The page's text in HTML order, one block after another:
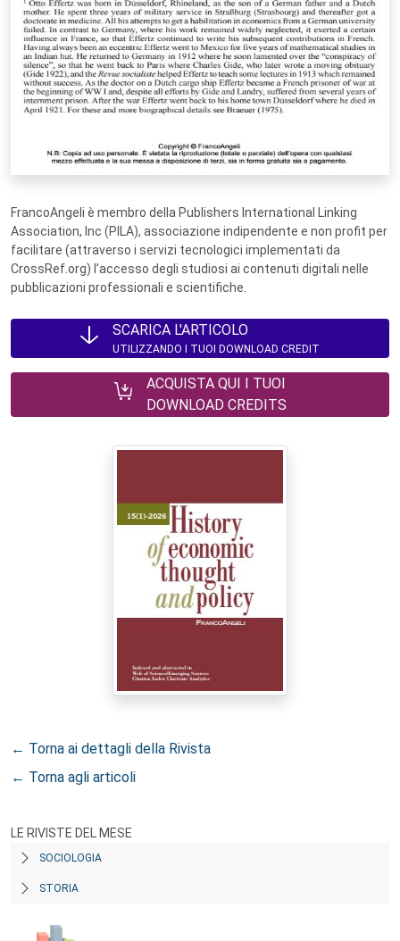
FrancoAngeli è membro della Publishers International Linking
Association, Inc (PILA), associazione indipendente e non profit per
facilitare (attraverso i servizi tecnologici implementati da
CrossRef.org) l’accesso degli studiosi ai contenuti digitali nelle
pubblicazioni professionali e scientifiche.
SCARICA L'ARTICOLO
UTILIZZANDO I TUOI DOWNLOAD CREDIT
ACQUISTA QUI I TUOI
DOWNLOAD CREDITS
← Torna ai dettagli della Rivista
← Torna agli articoli
LE RIVISTE DEL MESE
SOCIOLOGIA
STORIA